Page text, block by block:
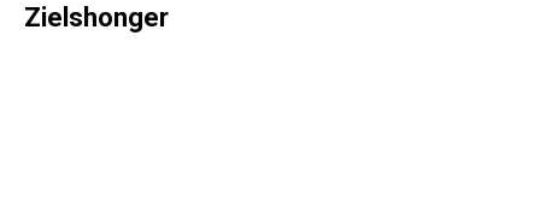
Zielshonger